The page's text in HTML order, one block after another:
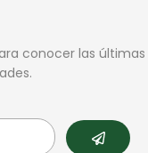
conocer las últimas